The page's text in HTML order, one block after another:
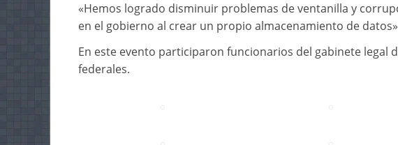
«Hemos logrado disminuir problemas de ventanilla y
en el gobierno al crear un propio almacenamiento de
En este evento participaron funcionarios del gabinete legal
federales.